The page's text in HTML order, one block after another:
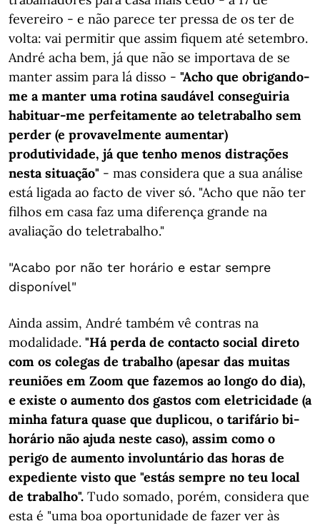
fevereiro - e não parece ter pressa de os ter de
volta: vai permitir que assim fiquem até setembro.
André acha bem, já que não se importava de se
manter assim para lá disso - "Acho que obrigando-
me a manter uma rotina saudável conseguiria
habituar-me perfeitamente ao teletrabalho sem
perder (e provavelmente aumentar)
produtividade, já que tenho menos distrações
nesta situação" - mas considera que a sua análise
está ligada ao facto de viver só. "Acho que não ter
filhos em casa faz uma diferença grande na
avaliação do teletrabalho."
"Acabo por não ter horário e estar sempre
disponível"
Ainda assim, André também vê contras na
modalidade. "Há perda de contacto social direto
com os colegas de trabalho (apesar das muitas
reuniões em Zoom que fazemos ao longo do dia),
e existe o aumento dos gastos com eletricidade (a
minha fatura quase que duplicou, o tarifário bi-
horário não ajuda neste caso), assim como o
perigo de aumento involuntário das horas de
expediente visto que "estás sempre no teu local
de trabalho". Tudo somado, porém, considera que
esta é "uma boa oportunidade de fazer ver às